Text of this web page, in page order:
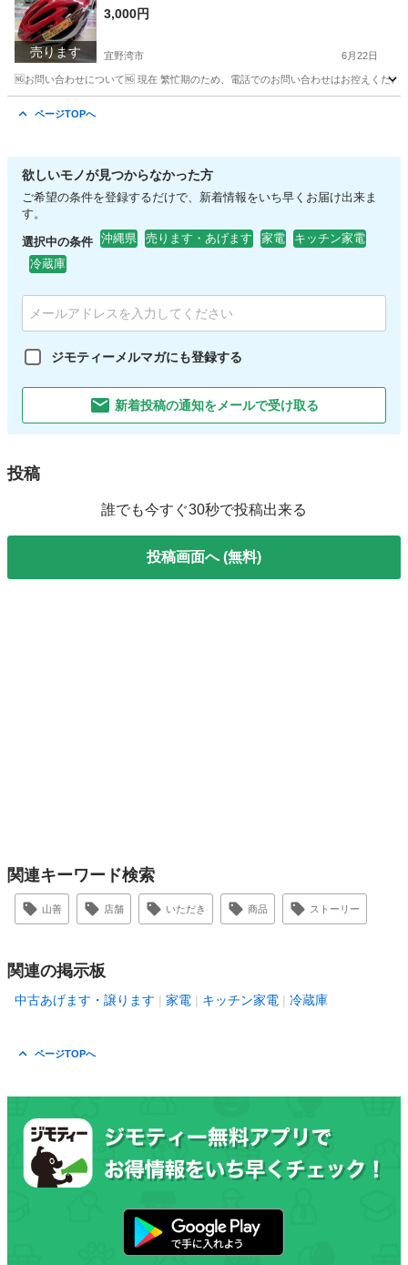
売ります
3,000円
宜野湾市 6月22日
🆖お問い合わせについて🆖 現在 繁忙期のため、電話でのお問い合わせはお控えくだ
ページTOPへ
欲しいモノが見つからなかった方
ご希望の条件を登録するだけで、新着情報をいち早くお届け出来ま
す。
選択中の条件 沖縄県 売ります・あげます 家電
キッチン家電
冷蔵庫
ジモティーメルマガにも登録する
新着投稿の通知をメールで受け取る
投稿
誰でも今すぐ30秒で投稿出来る
投稿画面へ (無料)
関連キーワード検索
山善 店舗 いただき 商品 ストーリー
関連の掲示板
中古あげます・譲ります 家電 キッチン家電 冷蔵庫
ページTOPへ